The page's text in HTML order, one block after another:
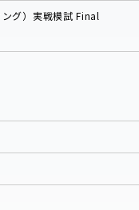
グ）実戦模試 Final